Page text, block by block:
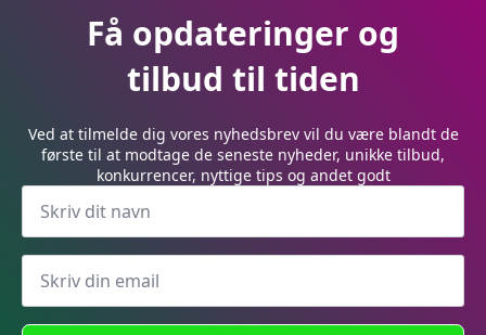
Få opdateringer og
tilbud til tiden
Ved at tilmelde dig vores nyhedsbrev vil du være blandt de
første til at modtage de seneste nyheder, unikke tilbud,
konkurrencer, nyttige tips og andet godt